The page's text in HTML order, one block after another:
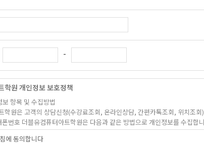
-
학원 개인정보 보호정책
항목 및 수집방법
학원은 고객의 상담신청(수강료조회, 온라인상담, 간편카톡조회, 위치조
번호 더블유컴퓨터아트학원은 다음과 같은 방법으로 개인정보를 수집합
청(수강료조회, 온라인상담, 간편카톡조회, 위치조회)을 통해 개인정보를
에 동의합니다